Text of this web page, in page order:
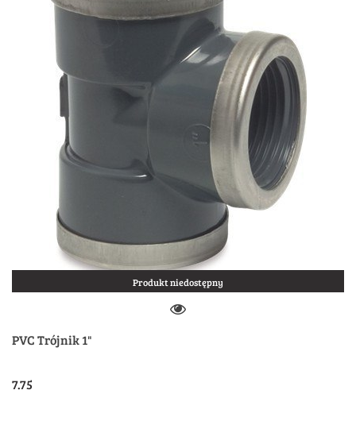
Produkt niedostępny
PVC Trójnik 1"
7.75